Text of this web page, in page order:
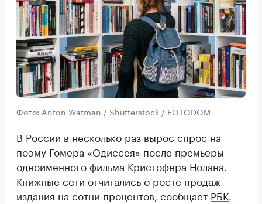
Фото: Anton Watman / Shutterstock / FOTODOM
В России в несколько раз вырос спрос на
поэму Гомера «Одиссея» после премьеры
одноименного фильма Кристофера Нолана.
Книжные сети отчитались о росте продаж
издания на сотни процентов, сообщает РБК.